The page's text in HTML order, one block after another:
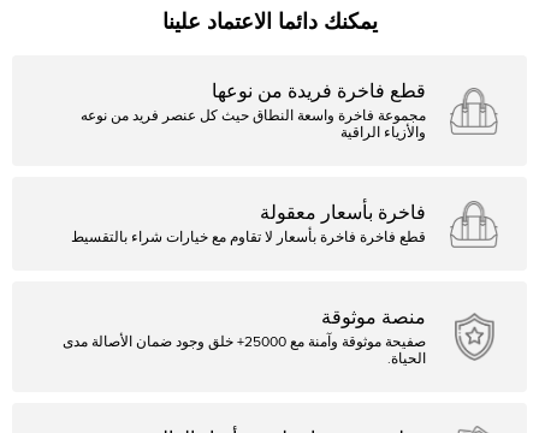
يمكنك دائما الاعتماد علينا
قطع فاخرة فريدة من نوعها
مجموعة فاخرة واسعة النطاق حيث كل عنصر فريد من نوعه
والأزياء الراقية
فاخرة بأسعار معقولة
قطع فاخرة فاخرة بأسعار لا تقاوم مع خيارات شراء بالتقسيط
منصة موثوقة
صفيحة موثوقة وآمنة مع 25000+ خلق وجود ضمان الأصالة مدى
الحياة.